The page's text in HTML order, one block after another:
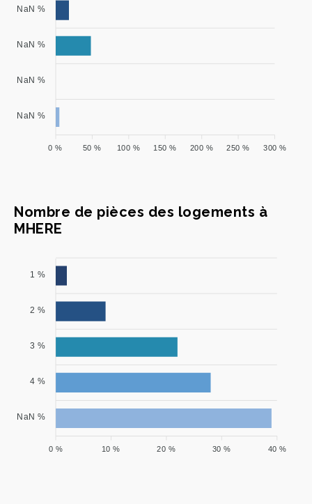
NaN %
NaN %
NaN %
NaN %
300 %
250 %
200 %
150 %
100 %
50 %
0 %
Nombre de pièces des logements à
MHERE
1 %
2 %
3 %
4 %
NaN %
40 %
30 %
20 %
10 %
0 %